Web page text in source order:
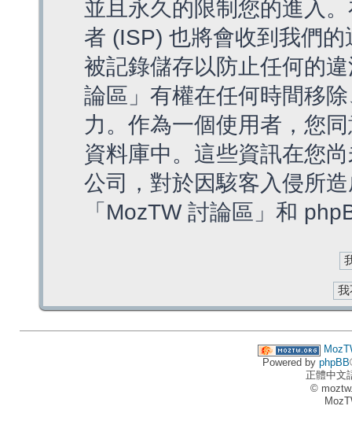
並且永久的限制您的進入
者 (ISP) 也將會收到我們
被記錄儲存以防止任何的
論區」有權在任何時間移
力。作為一個使用者，您
資料庫中。這些資訊在您
公司，對於因駭客入侵所
「MozTW 討論區」和
Powered by phpBB
正體中文
©